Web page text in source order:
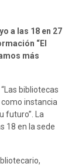
a las 18 en 27
“El
más
bibliotecas
instancia
futuro”. La
18 en la sede